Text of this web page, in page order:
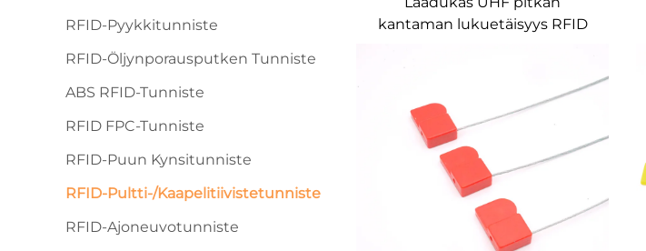
RFID-Pyykkitunniste
RFID-Öljynporausputken Tunniste
ABS RFID-Tunniste
RFID FPC-Tunniste
RFID-Puun Kynsitunniste
RFID-Pultti-/kaapelitiivistetunniste
RFID-Ajoneuvotunniste
kantaman lukuetäisyys RFID
omaisuudenhallintaan